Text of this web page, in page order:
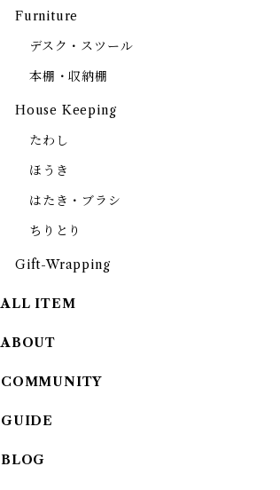
Furniture
デスク・スツール
本棚・収納棚
House Keeping
たわし
ほうき
はたき・ブラシ
ちりとり
Gift-Wrapping
ALL ITEM
ABOUT
COMMUNITY
GUIDE
BLOG